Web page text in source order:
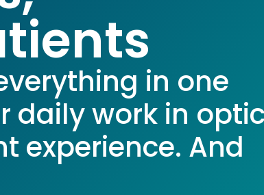
in one
daily work in
experience. And